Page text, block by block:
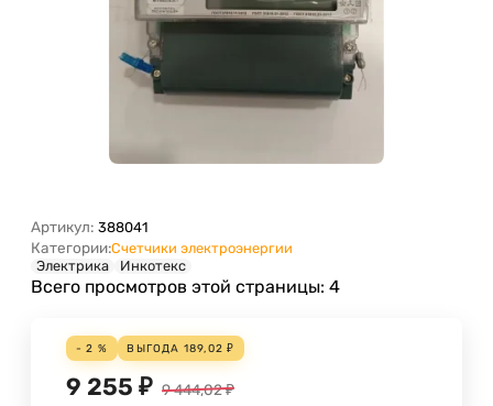
Артикул: 388041
Категории:Счетчики электроэнергии
Электрика
Инкотекс
Всего просмотров этой страницы: 4
- 2 % ВЫГОДА 189,02 ₽
9 255 ₽ 9 444,02₽